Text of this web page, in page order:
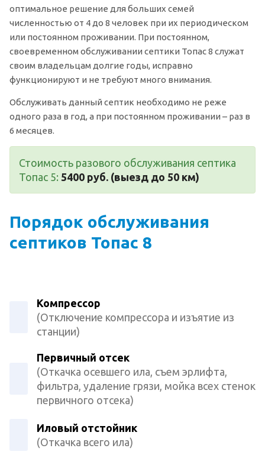
оптимальное решение для больших семей
численностью от 4 до 8 человек при их периодическом
или постоянном проживании. При постоянном,
своевременном обслуживании септики Топас 8 служат
своим владельцам долгие годы, исправно
функционируют и не требуют много внимания.
Обслуживать данный септик необходимо не реже
одного раза в год, а при постоянном проживании – раз в
6 месяцев.
Стоимость разового обслуживания септика
Топас 5: 5400 руб. (выезд до 50 км)
Порядок обслуживания
септиков Топас 8
Компрессор
(Отключение компрессора и изъятие из
станции)
Первичный отсек
(Откачка осевшего ила, съем эрлифта,
фильтра, удаление грязи, мойка всех стенок
первичного отсека)
Иловый отстойник
(Откачка всего ила)